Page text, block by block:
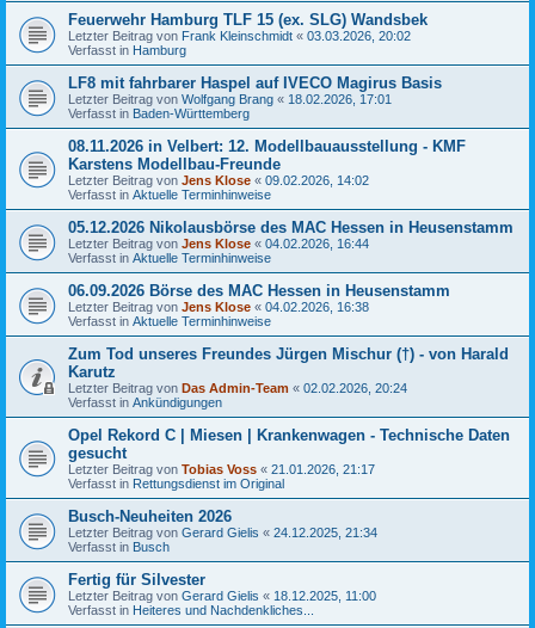
Feuerwehr Hamburg TLF 15 (ex. SLG) Wandsbek
Letzter Beitrag von Frank Kleinschmidt « 03.03.2026, 20:02
Verfasst in Hamburg
LF8 mit fahrbarer Haspel auf IVECO Magirus Basis
Letzter Beitrag von Wolfgang Brang « 18.02.2026, 17:01
Verfasst in Baden-Württemberg
08.11.2026 in Velbert: 12. Modellbauausstellung - KMF
Karstens Modellbau-Freunde
Letzter Beitrag von Jens Klose « 09.02.2026, 14:02
Verfasst in Aktuelle Terminhinweise
05.12.2026 Nikolausbörse des MAC Hessen in Heusenstamm
Letzter Beitrag von Jens Klose « 04.02.2026, 16:44
Verfasst in Aktuelle Terminhinweise
06.09.2026 Börse des MAC Hessen in Heusenstamm
Letzter Beitrag von Jens Klose « 04.02.2026, 16:38
Verfasst in Aktuelle Terminhinweise
Zum Tod unseres Freundes Jürgen Mischur (†) - von Harald
Karutz
Letzter Beitrag von Das Admin-Team « 02.02.2026, 20:24
Verfasst in Ankündigungen
Opel Rekord C | Miesen | Krankenwagen - Technische Daten
gesucht
Letzter Beitrag von Tobias Voss « 21.01.2026, 21:17
Verfasst in Rettungsdienst im Original
Busch-Neuheiten 2026
Letzter Beitrag von Gerard Gielis « 24.12.2025, 21:34
Verfasst in Busch
Fertig für Silvester
Letzter Beitrag von Gerard Gielis « 18.12.2025, 11:00
Verfasst in Heiteres und Nachdenkliches...